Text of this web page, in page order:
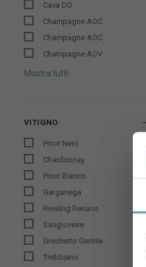
Cava DO
Champagne AOC
Champagne AOC
Champagne AOV
Mostra tutti
VITIGNO
Pinot Nero
Chardonnay
Pinot Bianco
Garganega
Riesling Renano
Sangiovese
Grechetto Gentile
Trebbiano